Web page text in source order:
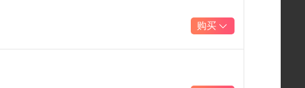
购买